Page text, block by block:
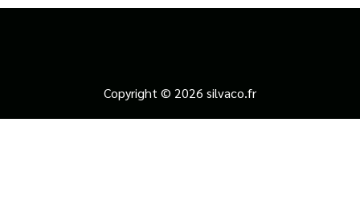
Copyright © 2026 silvaco.fr